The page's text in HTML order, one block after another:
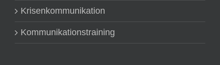
Krisenkommunikation
Kommunikationstraining